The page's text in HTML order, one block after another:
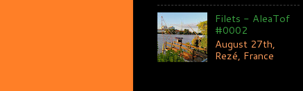
Filets - AleaTof
#0002
August 27th,
Rezé, France